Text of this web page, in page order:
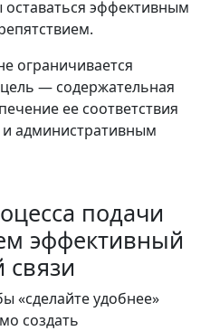
эффективным
ограничивается
— содержательная
ее соответствия
административным
подачи
эффективный
связи
«сделайте удобнее»
создать